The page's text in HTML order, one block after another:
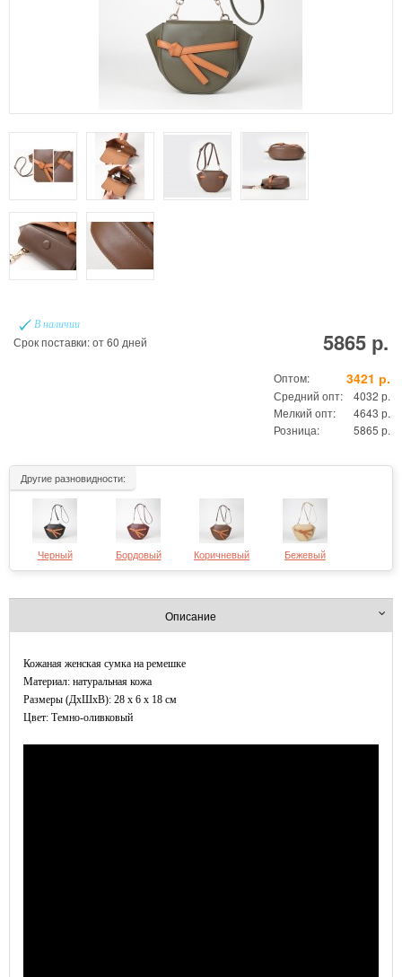
В наличии
Срок поставки: от 60 дней 5865 р.
Оптом: 3421 р.
Средний опт:
4032 р.
Мелкий опт:
4643 р.
Розница:
5865 р.
Другие разновидности:
Черный Бордовый Коричневый Бежевый
Описание
Кожаная женская сумка на ремешке
Материал: натуральная кожа
Размеры (ДxШхВ): 28 x 6 x 18 см
Цвет: Темно-оливковый